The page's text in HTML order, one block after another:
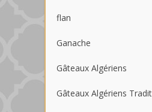
flan
Ganache
Gâteaux Algériens
Gâteaux Algériens